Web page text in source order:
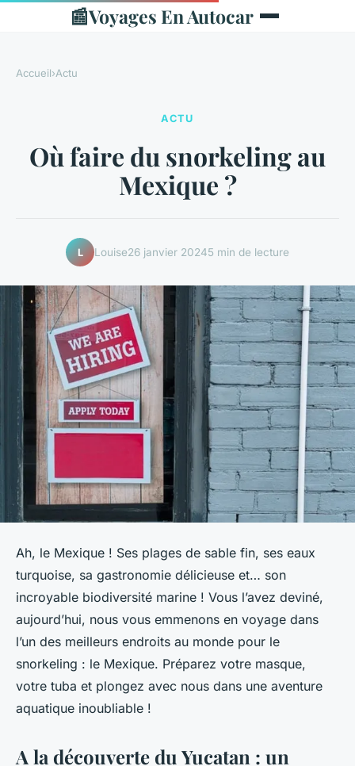
📰Voyages En Autocar
Accueil›Actu
ACTU
Où faire du snorkeling au
Mexique ?
L Louise26 janvier 20245 min de lecture
Ah, le Mexique ! Ses plages de sable fin, ses eaux
turquoise, sa gastronomie délicieuse et… son
incroyable biodiversité marine ! Vous l’avez deviné,
aujourd’hui, nous vous emmenons en voyage dans
l’un des meilleurs endroits au monde pour le
snorkeling : le Mexique. Préparez votre masque,
votre tuba et plongez avec nous dans une aventure
aquatique inoubliable !
A la découverte du Yucatan : un